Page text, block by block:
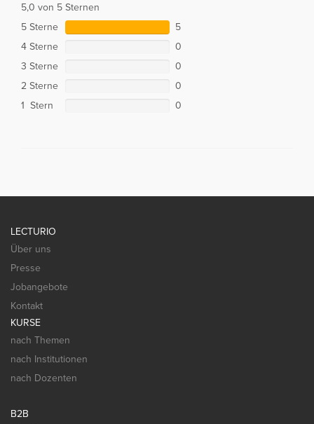
5,0 von 5 Sternen
5 Sterne
5
4 Sterne
0
3 Sterne
0
2 Sterne
0
1 Stern
0
LECTURIO
Über uns
Presse
Jobangebote
Kontakt
KURSE
nach Themen
nach Institutionen
nach Dozenten
B2B